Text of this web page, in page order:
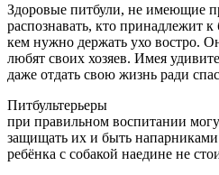
Здоровые питбули, не имеющие
распознавать, кто принадлежит
кем нужно держать ухо востро.
любят своих хозяев. Имея
даже отдать свою жизнь ради
Питбультерьеры
при правильном воспитании
защищать их и быть напарниками
ребёнка с собакой наедине не